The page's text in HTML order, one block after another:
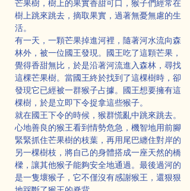
芒果樹，樹上的果實香甜可口，猴子們經常在
樹上跳來跳去，摘取果實，過著無憂無慮的生
活。
有一天，一顆芒果掉進河裡，隨著河水流向森
林外，被一位國王發現。國王吃了這顆芒果，
覺得香甜無比，於是沿著河流進入森林，尋找
這棵芒果樹。當國王終於找到了這棵樹時，卻
發現它已經被一群猴子占據。國王想要擁有這
棵樹，於是立即下令捉拿這些猴子。
就在國王下令的時候，猴群慌亂中跳來跳去。
心地善良的猴王看到情勢危急，機智地用前腳
緊緊抓住芒果樹的枝葉，再用尾巴纏住對岸的
另一棵樹枝，將自己的身體搭成一座天然的橋
樑，讓其他猴子能夠安全地通過。最後過河的
是一隻壞猴子，它不僅沒有感謝猴王，還狠狠